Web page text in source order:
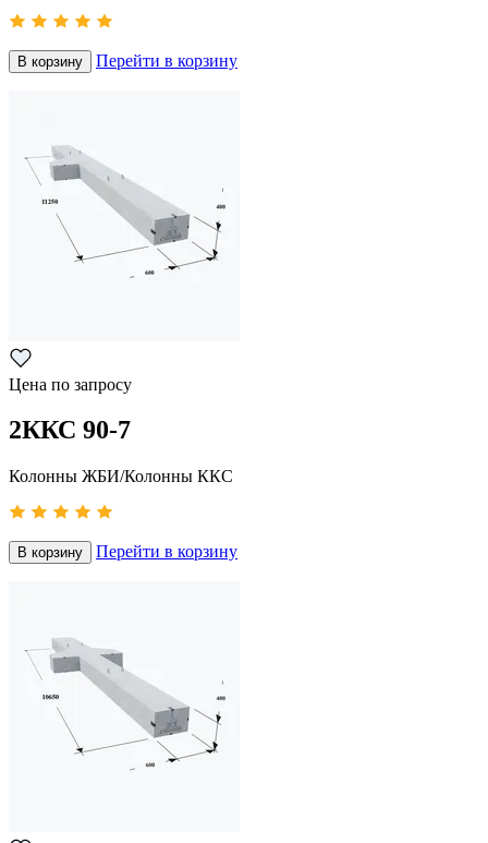
В корзину Перейти в корзину
Цена по запросу
2ККС 90-7
Колонны ЖБИ/Колонны ККС
В корзину Перейти в корзину